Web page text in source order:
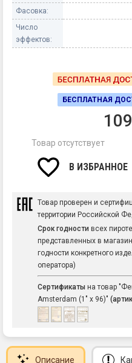
Фасовка:
Число
эффектов:
БЕСПЛАТНАЯ
Товар отсутствует
В ИЗБРАННОЕ
Товар проверен и
территории Российской
Срок годности всех
представленных в
годности конкретного
оператора)
Сертификаты на товар
Amsterdam (1" х 96)"
Описание